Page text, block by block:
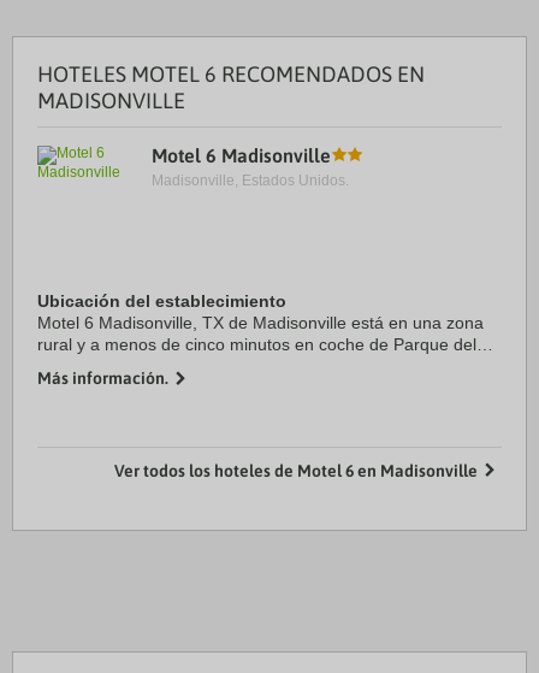
HOTELES MOTEL 6 RECOMENDADOS EN
MADISONVILLE
Motel 6 Madisonville
Madisonville, Estados Unidos.
Ubicación del establecimiento
Motel 6 Madisonville, TX de Madisonville está en una zona
rural y a menos de cinco minutos en coche de Parque del
este motel se encuentra a 43,9 km de ...
Más información.
Ver todos los hoteles de Motel 6 en Madisonville